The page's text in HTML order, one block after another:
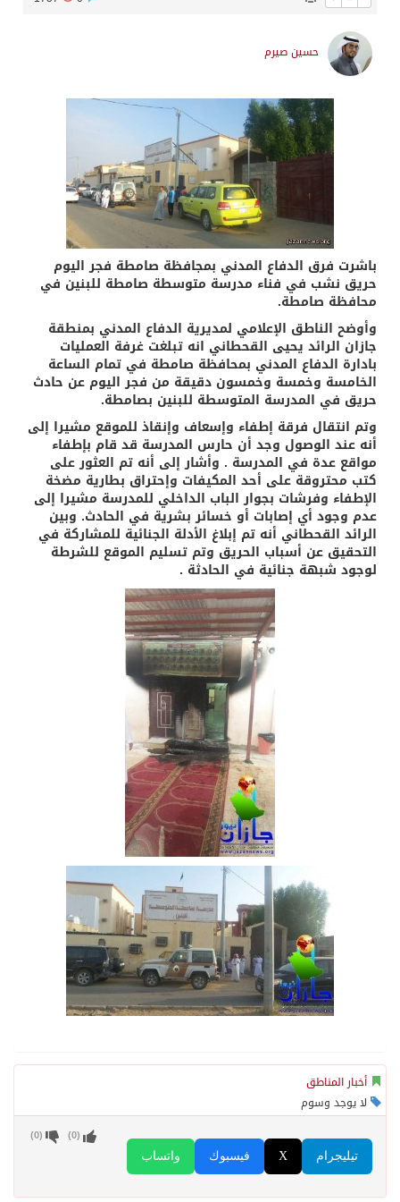
حسين صيرم
باشرت فرق الدفاع المدني بمجافظة صامطة فجر اليوم
حريق نشب في فناء مدرسة متوسطة صامطة للبنين في
محافظة صامطة.
وأوضح الناطق الإعلامي لمديرية الدفاع المدني بمنطقة
جازان الرائد يحيى القحطاني انه تبلغت غرفة العمليات
بادارة الدفاع المدني بمحافظة صامطة في تمام الساعة
الخامسة وخمسة وخمسون دقيقة من فجر اليوم عن حادث
حريق في المدرسة المتوسطة للبنين بصامطة.
وتم انتقال فرقة إطفاء وإسعاف وإنقاذ للموقع مشيرا إلى
أنه عند الوصول وجد أن حارس المدرسة قد قام بإطفاء
مواقع عدة في المدرسة . وأشار إلى أنه تم العثور على
كتب محتروقة على أحد المكيفات وإحتراق بطارية مضخة
الإطفاء وفرشات بجوار الباب الداخلي للمدرسة مشيرا إلى
عدم وجود أي إصابات أو خسائر بشرية في الحادث. وبين
الرائد القحطاني أنه تم إبلاغ الأدلة الجنائية للمشاركة في
التحقيق عن أسباب الحريق وتم تسليم الموقع للشرطة
لوجود شبهة جنائية في الحادثة .
أخبار المناطق
لا يوجد وسوم
واتساب فيسبوك X تيليجرام
(
0
) (
0
)